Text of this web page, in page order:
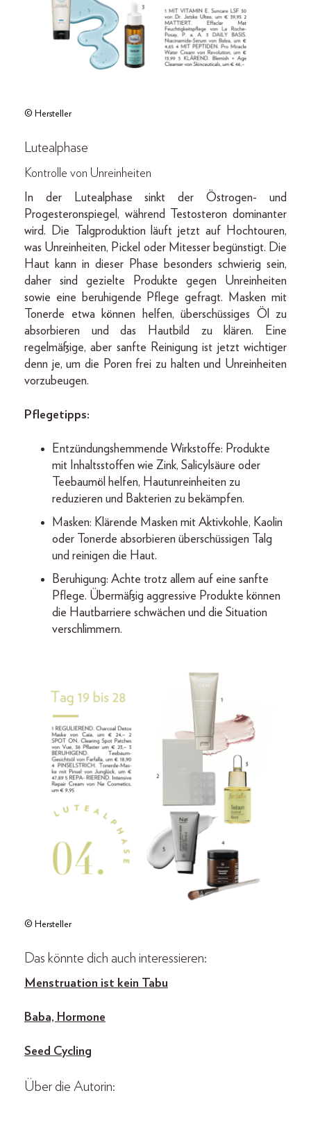
© Hersteller
Lutealphase
Kontrolle von Unreinheiten
In der Lutealphase sinkt der Östrogen- und
Progesteronspiegel, während Testosteron dominanter
wird. Die Talgproduktion läuft jetzt auf Hochtouren,
was Unreinheiten, Pickel oder Mitesser begünstigt. Die
Haut kann in dieser Phase besonders schwierig sein,
daher sind gezielte Produkte gegen Unreinheiten
sowie eine beruhigende Pflege gefragt. Masken mit
Tonerde etwa können helfen, überschüssiges Öl zu
absorbieren und das Hautbild zu klären. Eine
regelmäßige, aber sanfte Reinigung ist jetzt wichtiger
denn je, um die Poren frei zu halten und Unreinheiten
vorzubeugen.
Pflegetipps:
Entzündungshemmende Wirkstoffe: Produkte
mit Inhaltsstoffen wie Zink, Salicylsäure oder
Teebaumöl helfen, Hautunreinheiten zu
reduzieren und Bakterien zu bekämpfen.
Masken: Klärende Masken mit Aktivkohle, Kaolin
oder Tonerde absorbieren überschüssigen Talg
und reinigen die Haut.
Beruhigung: Achte trotz allem auf eine sanfte
Pflege. Übermäßig aggressive Produkte können
die Hautbarriere schwächen und die Situation
verschlimmern.
© Hersteller
Das könnte dich auch interessieren:
Menstruation ist kein Tabu
Baba, Hormone
Seed Cycling
Über die Autorin: